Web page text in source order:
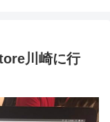
川崎に行